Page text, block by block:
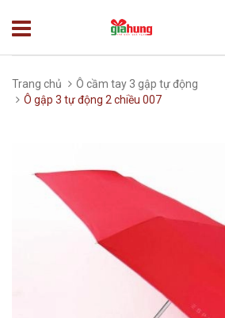
Trang chủ
Ô cầm tay 3 gập tự động
Ô gập 3 tự động 2 chiều 007